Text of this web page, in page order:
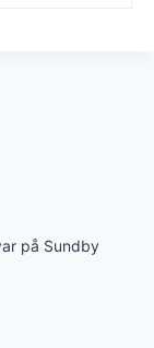
på Sundby